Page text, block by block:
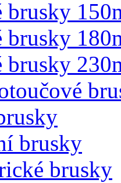
brusky
brusky
brusky
brusky
brusky